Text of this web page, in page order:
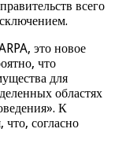
всего
это новое
что
для
областях
К
согласно